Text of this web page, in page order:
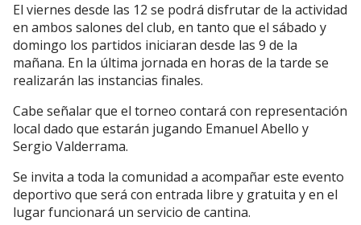
El viernes desde las 12 se podrá disfrutar de la actividad
en ambos salones del club, en tanto que el sábado y
domingo los partidos iniciaran desde las 9 de la
mañana. En la última jornada en horas de la tarde se
realizarán las instancias finales.
Cabe señalar que el torneo contará con representación
local dado que estarán jugando Emanuel Abello y
Sergio Valderrama.
Se invita a toda la comunidad a acompañar este evento
deportivo que será con entrada libre y gratuita y en el
lugar funcionará un servicio de cantina.